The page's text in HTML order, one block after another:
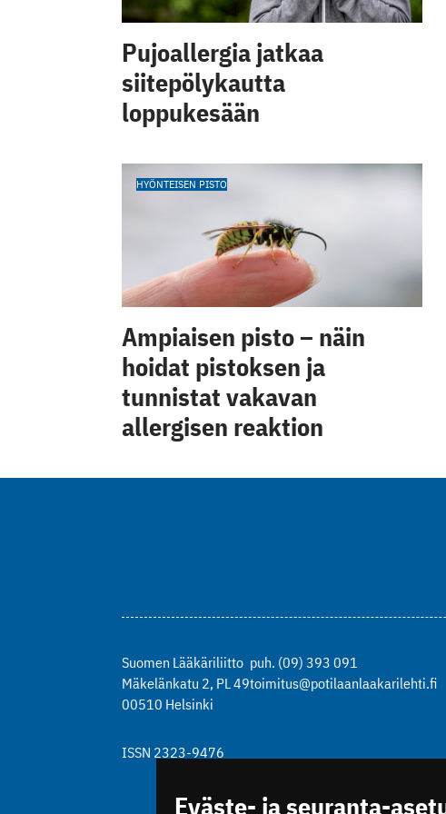
Pujoallergia jatkaa
siitepölykautta
loppukesään
HYÖNTEISEN PISTO
Ampiaisen pisto – näin
hoidat pistoksen ja
tunnistat vakavan
allergisen reaktion
Suomen Lääkäriliitto
Mäkelänkatu 2, PL 49
00510 Helsinki
puh. (09) 393 091
toimitus@potilaanlaakarilehti.fi
ISSN 2323-9476
Eväste- ja seuranta-